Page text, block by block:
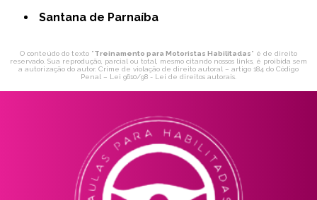
Santana de Parnaíba
O conteúdo do texto "Treinamento para Motoristas Habilitadas" é de direito
reservado. Sua reprodução, parcial ou total, mesmo citando nossos links, é proibida sem
a autorização do autor. Crime de violação de direito autoral – artigo 184 do Código
Penal – Lei 9610/98 - Lei de direitos autorais